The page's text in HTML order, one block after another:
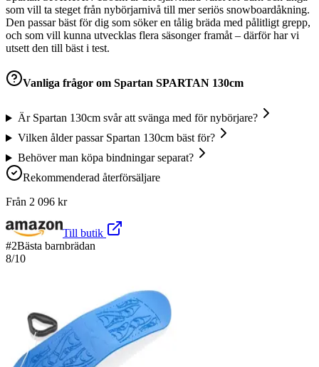
som vill ta steget från nybörjarnivå till mer seriös snowboardåkning.
Den passar bäst för dig som söker en tålig bräda med pålitligt grepp,
och som vill kunna utvecklas flera säsonger framåt – därför har vi
utsett den till bäst i test.
Vanliga frågor om Spartan SPARTAN 130cm
Är Spartan 130cm svår att svänga med för nybörjare?
Vilken ålder passar Spartan 130cm bäst för?
Behöver man köpa bindningar separat?
Rekommenderad återförsäljare
Från 2 096 kr
Till butik
#2Bästa barnbrädan
8/10